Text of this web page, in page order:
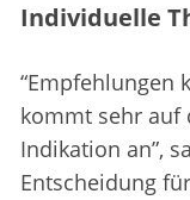
Individuelle
“Empfehlungen
kommt sehr auf
Indikation an”,
Entscheidung